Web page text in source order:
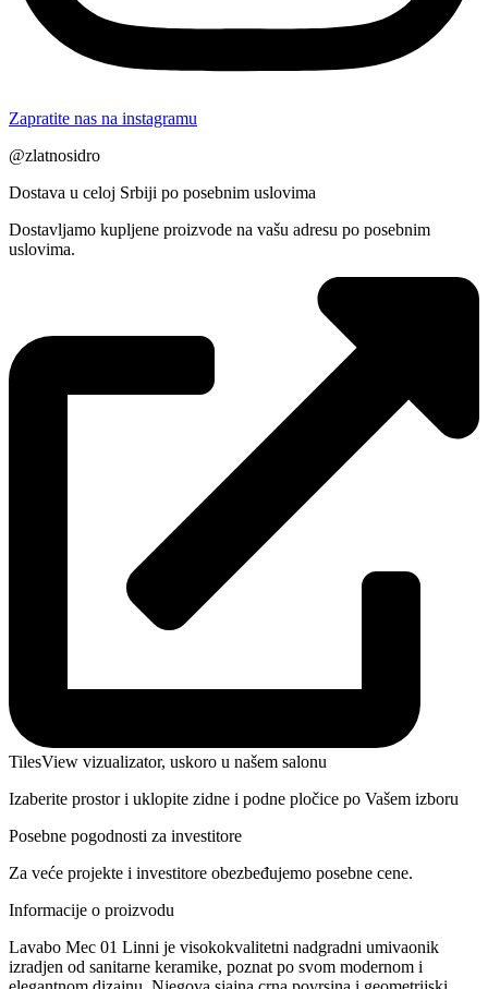
Zapratite nas na instagramu
@zlatnosidro
Dostava u celoj Srbiji po posebnim uslovima
Dostavljamo kupljene proizvode na vašu adresu po posebnim
uslovima.
TilesView vizualizator, uskoro u našem salonu
Izaberite prostor i uklopite zidne i podne pločice po Vašem izboru
Posebne pogodnosti za investitore
Za veće projekte i investitore obezbeđujemo posebne cene.
Informacije o proizvodu
Lavabo Mec 01 Linni je visokokvalitetni nadgradni umivaonik
izradjen od sanitarne keramike, poznat po svom modernom i